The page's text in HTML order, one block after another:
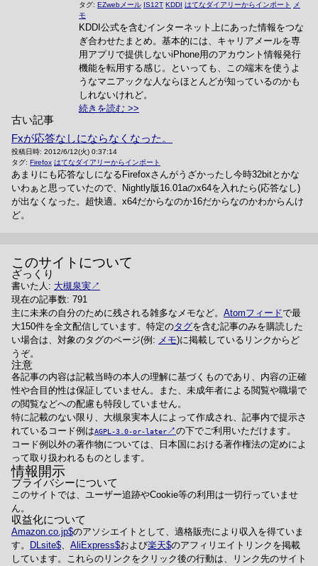
タグ: EZwebメール IS12T KDDI はてなダイアリーからインポート
メ
モ
KDDI公式を含むインターネット上にあった情報をつな
ぎ合わせたまとめ。基本的には、キャリアメールを専
用アプリで提供しないiPhone用のアカウント情報発行
機能を転用する感じ。といっても、この端末を使うよ
うなマニアックな人ならほとんどが知っているのかも
しれないけれど。
続きを読む
古い記事
Fxが応答なしにならなくなった。
投稿日時: 2012/6/12(火) 0:37:14
タグ: Firefox はてなダイアリーからインポート
あまりにも応答なしになるFirefoxさんがうざかったし今時32bitとかな
いわぁと思っていたので、Nightly版16.01aのx64を入れたら(応答なし)
が出なくなった。超快適。x64だからなのか16だからなのかわからんけ
ど。
このサイトについて
ざっくり
書いた人: 大槻泉実
現在の記事数: 791
主に未来の自分のために残される雑多なメモなど。 Atomフィードで最
大150件を全文配信しています。特定のタグを含む記事のみを購読した
い場合は、対象のタグのページ(例: メモ)に掲載しているリンクからど
うぞ。
注意
各記事の内容は記載当時の本人の理解に基づくものであり、内容の正確
性や合目的性は保証していません。また、未成年者による閲覧や職場で
の閲覧などへの配慮も特段していません。
特に記載のない限り、大槻泉実本人によって作成され、記事内で提示さ
れているコード例はAGPL-3.0-or-later
の下でご利用いただけます。
コード例以外の著作物については、日本国における著作権法の定めによ
って取り扱われるものとします。
情報開示
プライバシーについて
このサイトでは、ユーザー追跡やCookie等の利用は一切行っていませ
ん。
収益化について
Amazon.co.jp のアソシエイトとして、適格販売により収入を得ていま
す。
DLsite 、 AliExpress および楽天 のアフィリエイトリンクを掲載
しています。これらのリンクをクリック後の行動は、リンク先のサイト